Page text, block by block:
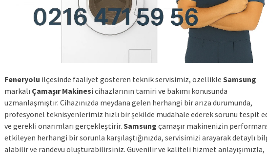
Feneryolu ilçesinde faaliyet gösteren teknik servisimiz, özellikle Samsung
markalı Çamaşır Makinesicihazlarının tamiri ve bakımı konusunda
uzmanlaşmıştır. Cihazınızda meydana gelen herhangi bir arıza durumunda,
profesyonel teknisyenlerimiz hızlı bir şekilde müdahale ederek sorunu tespit
ve gerekli onarımları gerçekleştirir. Samsung çamaşır makinenizin
etkileyen herhangi bir sorunla karşılaştığınızda, servisimizi arayarak detaylı
alabilir ve randevu oluşturabilirsiniz. Güvenilir ve kaliteli hizmet anlayışımızla,